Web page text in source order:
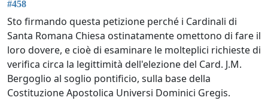
#458
Sto firmando questa petizione perché i Cardinali di
Santa Romana Chiesa ostinatamente omettono di fare il
loro dovere, e cioè di esaminare le molteplici richieste di
verifica circa la legittimità dell'elezione del Card. J.M.
Bergoglio al soglio pontificio, sulla base della
Costituzione Apostolica Universi Dominici Gregis.